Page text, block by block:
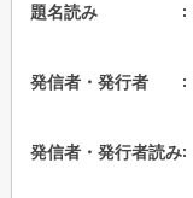
題名読み
発信者・発行者
発信者・発行者読み